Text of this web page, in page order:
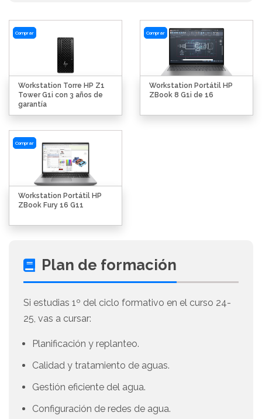
Comprar
Workstation Torre HP Z1
Tower G1i con 3 años de
garantía
Comprar
Workstation Portátil HP
ZBook 8 G1i de 16
Comprar
Workstation Portátil HP
ZBook Fury 16 G11
Plan de formación
Si estudias 1º del ciclo formativo en el curso 24-
25, vas a cursar:
Planificación y replanteo.
Calidad y tratamiento de aguas.
Gestión eficiente del agua.
Configuración de redes de agua.